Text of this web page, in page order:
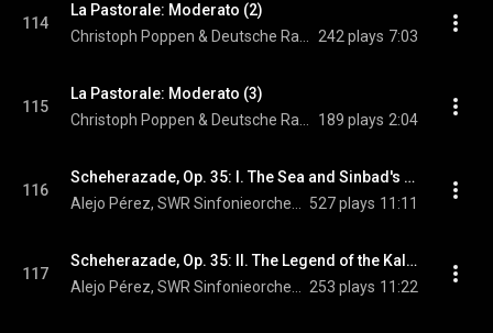
114
La Pastorale: Moderato (2)
242 plays 7:03
115
La Pastorale: Moderato (3)
189 plays 2:04
116
Scheherazade, Op. 35: I. The Sea and Sinbad's Ship
527 plays 11:11
117
Scheherazade, Op. 35: II. The Legend of the Kalendar Prince
253 plays 11:22